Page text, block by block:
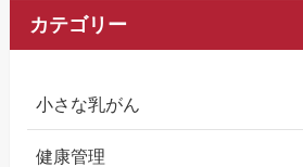
カテゴリー
小さな乳がん
健康管理